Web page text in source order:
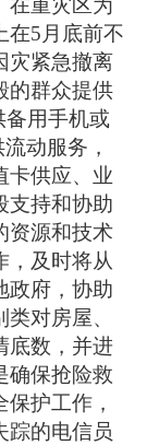
在重灾区为
在5月底前不
灾紧急撤离
的群众提供
备用手机或
动服务，
卡供应、业
支持和协助
资源和技术
，及时将从
政府，协助
对房屋、
底数，并进
确保抢险救
护工作，
踪的电信员